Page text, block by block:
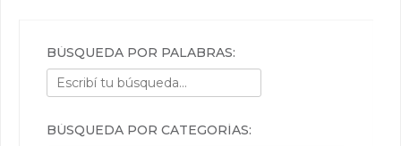
BÚSQUEDA POR PALABRAS:
BÚSQUEDA POR CATEGORÍAS: